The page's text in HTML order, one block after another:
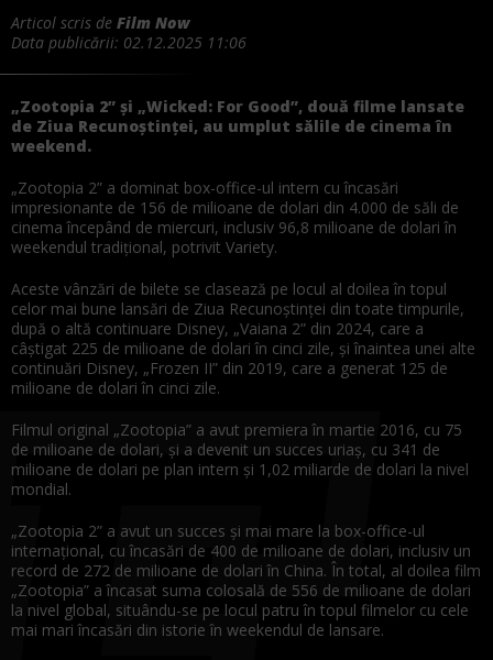
Articol scris de Film Now
Data publicării: 02.12.2025 11:06
„Zootopia 2” şi „Wicked: For Good”, două filme lansate
de Ziua Recunoştinţei, au umplut sălile de cinema în
weekend.
„Zootopia 2” a dominat box-office-ul intern cu încasări
impresionante de 156 de milioane de dolari din 4.000 de săli de
cinema începând de miercuri, inclusiv 96,8 milioane de dolari în
weekendul tradiţional, potrivit Variety.
Aceste vânzări de bilete se clasează pe locul al doilea în topul
celor mai bune lansări de Ziua Recunoştinţei din toate timpurile,
după o altă continuare Disney, „Vaiana 2” din 2024, care a
câştigat 225 de milioane de dolari în cinci zile, şi înaintea unei alte
continuări Disney, „Frozen II” din 2019, care a generat 125 de
milioane de dolari în cinci zile.
Filmul original „Zootopia” a avut premiera în martie 2016, cu 75
de milioane de dolari, şi a devenit un succes uriaş, cu 341 de
milioane de dolari pe plan intern şi 1,02 miliarde de dolari la nivel
mondial.
„Zootopia 2” a avut un succes şi mai mare la box-office-ul
internaţional, cu încasări de 400 de milioane de dolari, inclusiv un
record de 272 de milioane de dolari în China. În total, al doilea film
„Zootopia” a încasat suma colosală de 556 de milioane de dolari
la nivel global, situându-se pe locul patru în topul filmelor cu cele
mai mari încasări din istorie în weekendul de lansare.